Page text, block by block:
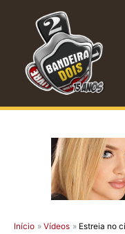
conteúdo
Início Vídeos Estreia no